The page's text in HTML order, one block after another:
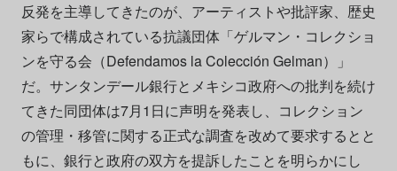
反発を主導してきたのが、アーティストや批評家、歴史
家らで構成されている抗議団体「ゲルマン・コレクショ
ンを守る会（Defendamos la Colección Gelman）」
だ。サンタンデール銀行とメキシコ政府への批判を続け
てきた同団体は7月1日に声明を発表し、コレクション
の管理・移管に関する正式な調査を改めて要求するとと
もに、銀行と政府の双方を提訴したことを明らかにし